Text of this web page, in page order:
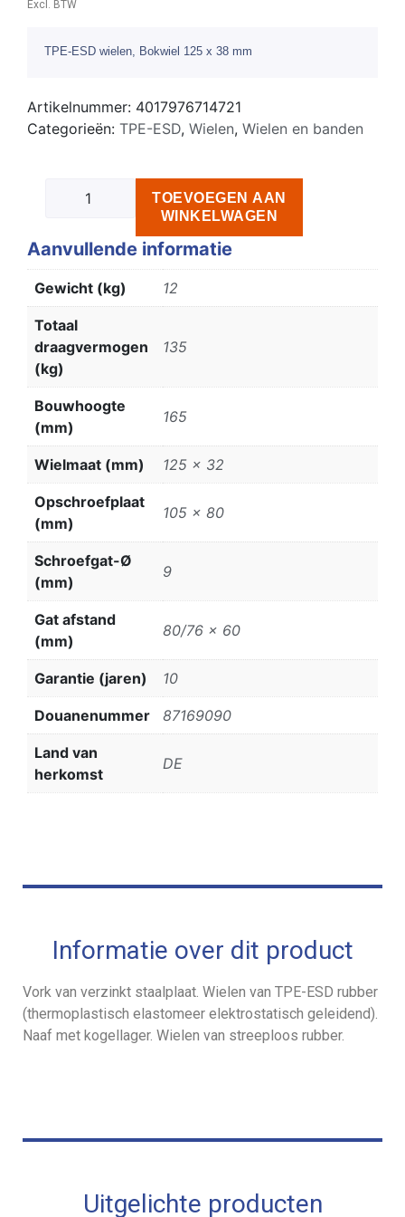
Excl. BTW
TPE-ESD wielen, Bokwiel 125 x 38 mm
Artikelnummer: 4017976714721
Categorieën: TPE-ESD, Wielen, Wielen en banden
TOEVOEGEN AAN
WINKELWAGEN
Aanvullende informatie
Gewicht (kg) 12
Totaal
draagvermogen
(kg)
135
Bouwhoogte
(mm)
165
Wielmaat (mm) 125 x 32
Opschroefplaat
(mm)
105 x 80
Schroefgat-Ø
(mm)
9
Gat afstand
(mm)
80/76 x 60
Garantie (jaren) 10
Douanenummer 87169090
Land van
herkomst
DE
Informatie over dit product
Vork van verzinkt staalplaat. Wielen van TPE-ESD rubber
(thermoplastisch elastomeer elektrostatisch geleidend).
Naaf met kogellager. Wielen van streeploos rubber.
Uitgelichte producten